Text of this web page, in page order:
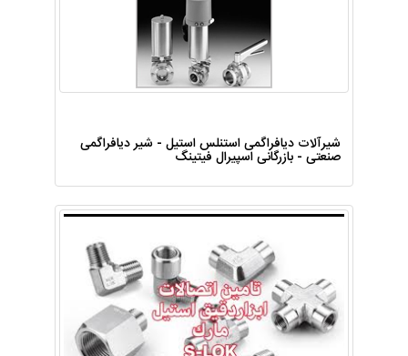
شیرآلات دیافراگمی استنلس استیل - شیر دیافراگمی
صنعتی - بازرگانی اسپیرال فیتینگ